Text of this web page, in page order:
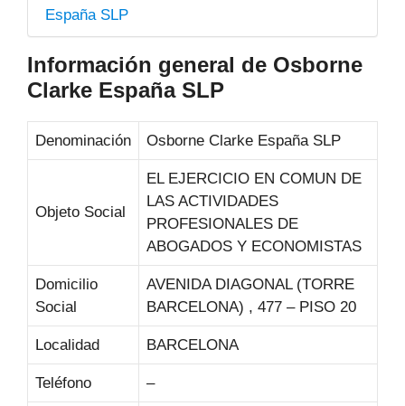
España SLP
Información general de Osborne
Clarke España SLP
Denominación Osborne Clarke España SLP
Objeto Social
EL EJERCICIO EN COMUN DE
LAS ACTIVIDADES
PROFESIONALES DE
ABOGADOS Y ECONOMISTAS
Domicilio
Social
AVENIDA DIAGONAL (TORRE
BARCELONA) , 477 – PISO 20
Localidad BARCELONA
Teléfono –